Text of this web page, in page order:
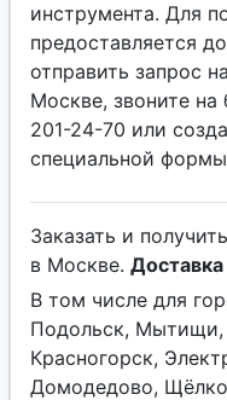
инструмента. Для
предоставляется
отправить запрос
Москве, звоните
201-24-70 или
специальной
Заказать и
в Москве.
В том числе для
Подольск,
Красногорск,
Домодедово,